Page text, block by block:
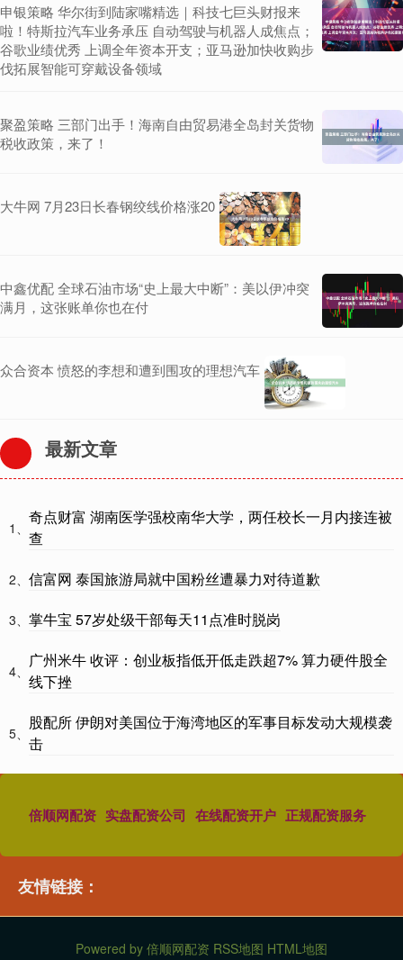
申银策略 华尔街到陆家嘴精选｜科技七巨头财报来
啦！特斯拉汽车业务承压 自动驾驶与机器人成焦点；
谷歌业绩优秀 上调全年资本开支；亚马逊加快收购步
伐拓展智能可穿戴设备领域
聚盈策略 三部门出手！海南自由贸易港全岛封关货物
税收政策，来了！
大牛网 7月23日长春钢绞线价格涨20
中鑫优配 全球石油市场“史上最大中断”：美以伊冲突
满月，这张账单你也在付
众合资本 愤怒的李想和遭到围攻的理想汽车
最新文章
1、
奇点财富 湖南医学强校南华大学，两任校长一月内接连被
查
2、 信富网 泰国旅游局就中国粉丝遭暴力对待道歉
3、 掌牛宝 57岁处级干部每天11点准时脱岗
4、
广州米牛 收评：创业板指低开低走跌超7% 算力硬件股全
线下挫
5、
股配所 伊朗对美国位于海湾地区的军事目标发动大规模袭
击
倍顺网配资 实盘配资公司 在线配资开户 正规配资服务
友情链接：
Powered by 倍顺网配资 RSS地图 HTML地图